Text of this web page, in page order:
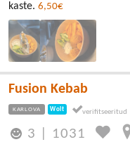
kaste. 6,50€
Fusion Kebab
KARLOVA Wolt
3 1031